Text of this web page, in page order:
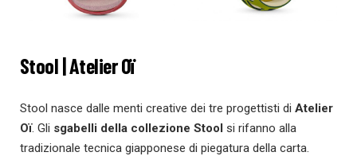
Stool | Atelier Oï
Stool nasce dalle menti creative dei tre progettisti di Atelier
Oï. Gli sgabelli della collezione Stool si rifanno alla
tradizionale tecnica giapponese di piegatura della carta.